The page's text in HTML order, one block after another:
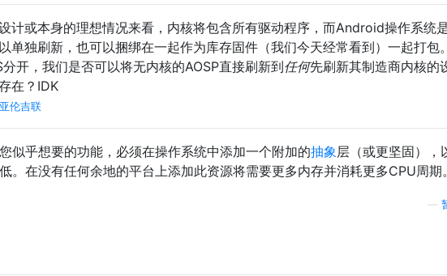
计或本身的理想情况来看，内核将包含所有驱动程序，而Android操作系统
单独刷新，也可以捆绑在一起作为库存固件（我们今天经常看到）一起打包
分开，我们是否可以将无内核的AOSP直接刷新到任何先刷新其制造商内核的
在？IDK
亚伦吉联
似乎想要的功能，必须在操​​作系统中添加一个附加的抽象 层（或更坚固），
。在没有任何余地的平台上添加此资源将需要更多内存并消耗更多CPU周期。